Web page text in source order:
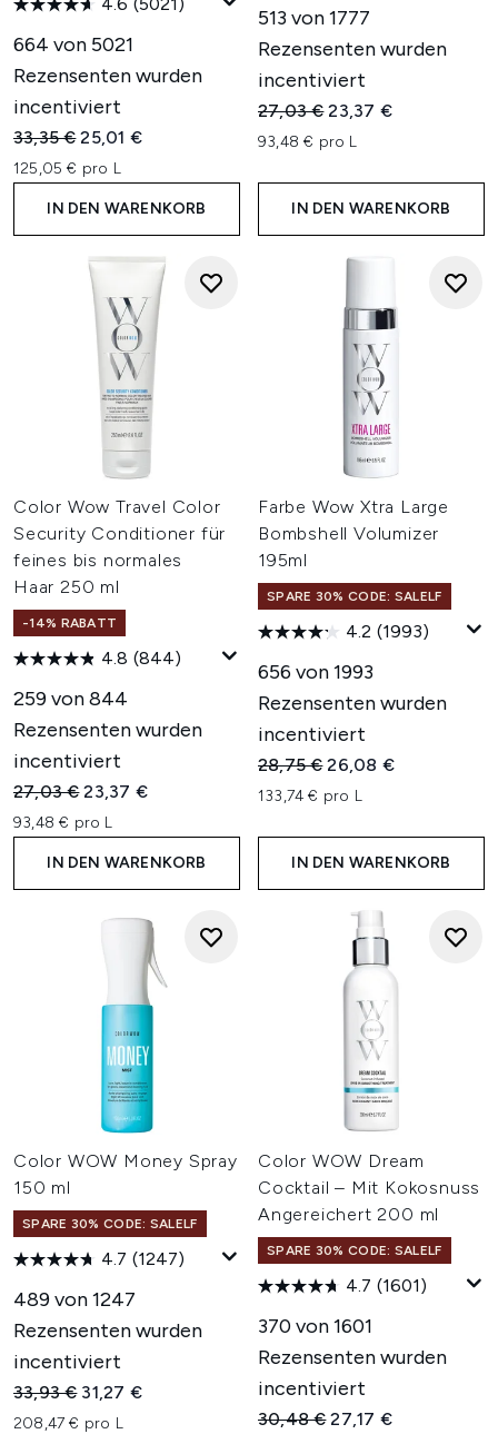
664 von 5021
Rezensenten wurden
incentiviert
Unverbindliche Preisempfehlung:
33,35 €Aktueller Preis:
25,01 €
125,05 € pro L
IN DEN WARENKORB
513 von 1777
Rezensenten wurden
incentiviert
Unverbindliche
27,03 €Aktueller Preis:
23,37 €
93,48 € pro L
IN DEN WARENKORB
Color Wow Travel Color
Security Conditioner für
feines bis normales
Haar 250 ml
-14% RABATT
4.8 (844)
259 von 844
Rezensenten wurden
incentiviert
Unverbindliche Preisempfehlung:
27,03 €Aktueller Preis:
23,37 €
93,48 € pro L
IN DEN WARENKORB
Farbe Wow Xtra Large
Bombshell Volumizer
195ml
SPARE 30% CODE: SALELF
4.2 (1993)
656 von 1993
Rezensenten wurden
incentiviert
Unverbindliche
28,75 €Aktueller Preis:
26,08 €
133,74 € pro L
IN DEN WARENKORB
Color WOW Money Spray
150 ml
SPARE 30% CODE: SALELF
4.7 (1247)
489 von 1247
Rezensenten wurden
incentiviert
Unverbindliche Preisempfehlung:
33,93 € Aktueller Preis:
31,27 €
208,47 € pro L
Color WOW Dream
Cocktail – Mit Kokosnuss
Angereichert 200 ml
SPARE 30% CODE: SALELF
4.7 (1601)
370 von 1601
Rezensenten wurden
incentiviert
Unverbindliche
30,48 €Aktueller Preis:
27,17 €